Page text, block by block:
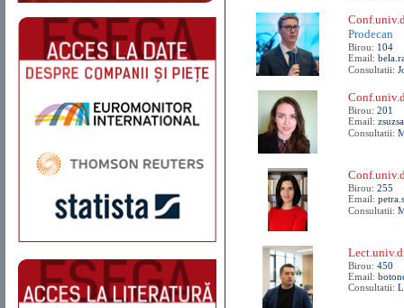
Prodecan
Birou: 104
Email:
Consultatii:
Birou: 201
Email:
Consultatii:
Birou: 255
Email:
Consultatii:
Birou: 450
Email:
Consultatii: